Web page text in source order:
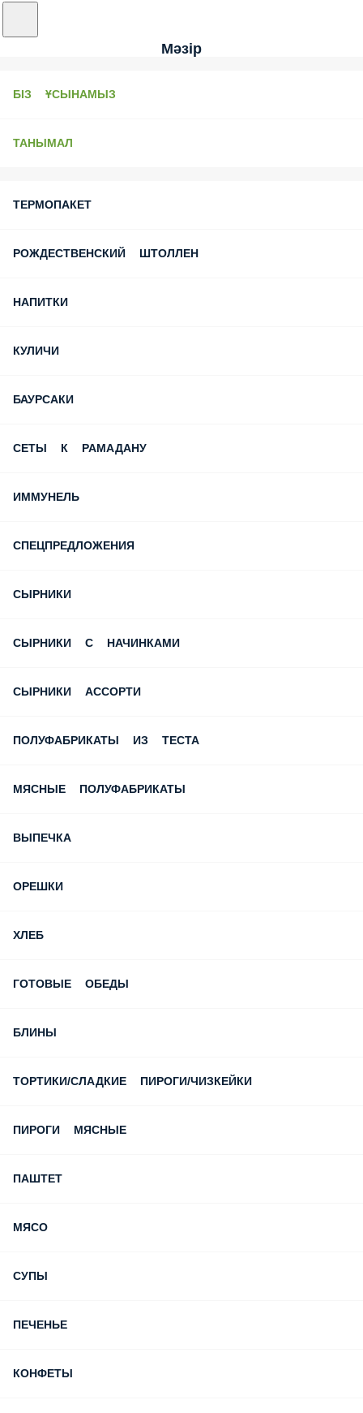
Мәзір
БІЗ ҰСЫНАМЫЗ
ТАНЫМАЛ
ТЕРМОПАКЕТ
РОЖДЕСТВЕНСКИЙ ШТОЛЛЕН
НАПИТКИ
КУЛИЧИ
БАУРСАКИ
СЕТЫ К РАМАДАНУ
ИММУНЕЛЬ
СПЕЦПРЕДЛОЖЕНИЯ
СЫРНИКИ
СЫРНИКИ С НАЧИНКАМИ
СЫРНИКИ АССОРТИ
ПОЛУФАБРИКАТЫ ИЗ ТЕСТА
МЯСНЫЕ ПОЛУФАБРИКАТЫ
ВЫПЕЧКА
ОРЕШКИ
ХЛЕБ
ГОТОВЫЕ ОБЕДЫ
БЛИНЫ
ТОРТИКИ/СЛАДКИЕ ПИРОГИ/ЧИЗКЕЙКИ
ПИРОГИ МЯСНЫЕ
ПАШТЕТ
МЯСО
СУПЫ
ПЕЧЕНЬЕ
КОНФЕТЫ